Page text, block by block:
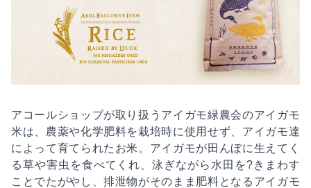
アコールショップが取り扱うアイガモ緑農会のアイガモ
米は、農薬や化学肥料を栽培時に使用せず、アイガモ達
によって育てられたお米。アイガモが田んぼに生えてく
る草や害虫を食べてくれ、泳ぎながら水田を?きまわす
ことでたがやし、排泄物がそのまま肥料となるアイガモ